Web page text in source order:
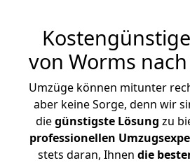
von Worms
Umzüge können mitunter
aber keine Sorge, denn wir
diegünstigste Lösung zu
professionellen
stets daran, Ihnen die